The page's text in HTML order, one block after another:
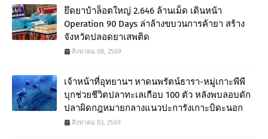
ยึดยาบ้าล็อตใหญ่ 2.646 ล้านเม็ด เดินหน้า
Operation 90 Days ล่าล้างขบวนการค้ายา สร้าง
จังหวัดปลอดยาเสพติด
สิงหาคม 08, 2569
เจ้าหน้าที่อุทยานฯ หาดนพรัตน์ธารา-หมู่เกาะพีพี
บุกช่วยชีวิตปลาทะเลเกือบ 100 ตัว หลังพบลอบดัก
ปลาผิดกฎหมายกลางแนวปะการังเกาะบิดะนอก
สิงหาคม 03, 2569